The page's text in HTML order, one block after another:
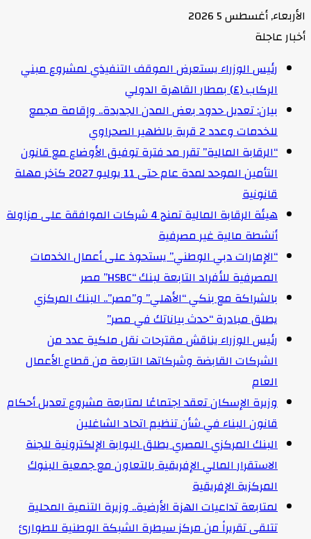
الأربعاء, أغسطس 5 2026
أخبار عاجلة
رئيس الوزراء يستعرض الموقف التنفيذي لمشروع مبني
الركاب (٤) بمطار القاهرة الدولي
بيان: تعديل حدود بعض المدن الجديدة.. وإقامة مجمع
للخدمات وعدد 2 قرية بالظهير الصحراوي
“الرقابة المالية” تقرر مد فترة توفيق الأوضاع مع قانون
التأمين الموحد لمدة عام حتى 11 يوليو 2027 كآخر مهلة
قانونية
هيئة الرقابة المالية تمنح 4 شركات الموافقة على مزاولة
أنشطة مالية غير مصرفية
“الإمارات دبي الوطني” يستحوذ على أعمال الخدمات
المصرفية للأفراد التابعة لبنك “HSBC” مصر
بالشراكة مع بنكي “الأهلي” و”مصر”.. البنك المركزي
يطلق مبادرة “حدث بياناتك في مصر”
رئيس الوزراء يناقش مقترحات نقل ملكية عدد من
الشركات القابضة وشركاتها التابعة من قطاع الأعمال
العام
وزيرة الإسكان تعقد اجتماعًا لمتابعة مشروع تعديل أحكام
قانون البناء في شأن تنظيم اتحاد الشاغلين
البنك المركزي المصري يطلق البوابة الإلكترونية للجنة
الاستقرار المالي الإفريقية بالتعاون مع جمعية البنوك
المركزية الإفريقية
لمتابعة تداعيات الهزة الأرضية.. وزيرة التنمية المحلية
تتلقى تقريراً من مركز سيطرة الشبكة الوطنية للطوارئ